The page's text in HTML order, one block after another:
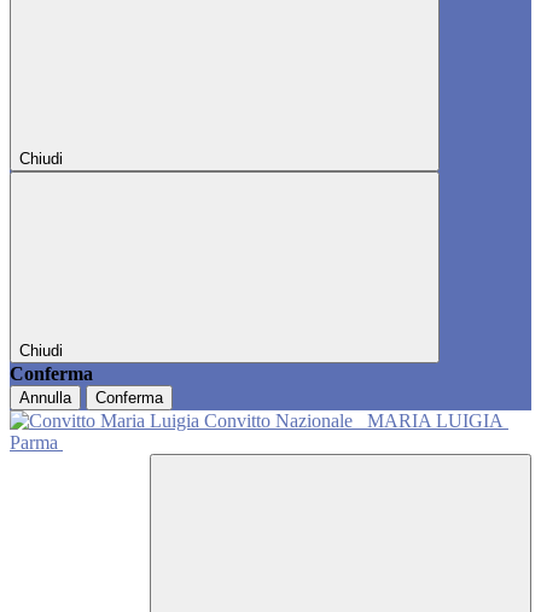
Chiudi
Chiudi
Conferma
Annulla Conferma
Convitto Nazionale
MARIA LUIGIA
Parma